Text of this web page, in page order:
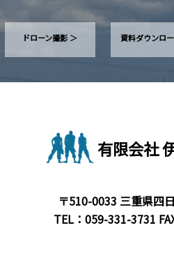
ドローン撮影 ＞ 資料ダウンロ
有限会社
〒510-0033 三重県四
TEL： 059-331-3731